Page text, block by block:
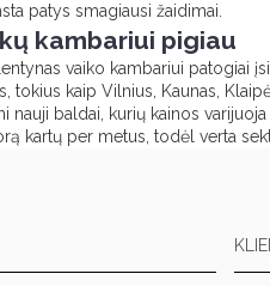
patys smagiausi žaidimai.
kambariui pigiau
vaiko kambariui patogiai
tokius kaip Vilnius, Kaunas,
nauji baldai, kurių kainos
kartų per metus, todėl verta